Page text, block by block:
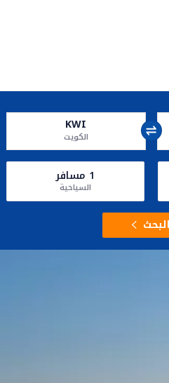
KWI
الكويت
1 مسافر
السياحية
البحث